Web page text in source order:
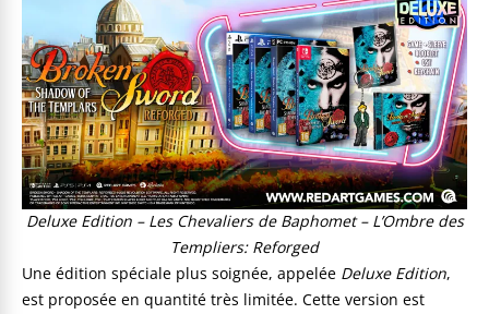
Deluxe Edition – Les Chevaliers de Baphomet – L’Ombre des
Templiers: Reforged
Une édition spéciale plus soignée, appelée Deluxe Edition,
est proposée en quantité très limitée. Cette version est